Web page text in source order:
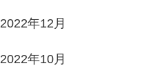
2022年12月
2022年10月